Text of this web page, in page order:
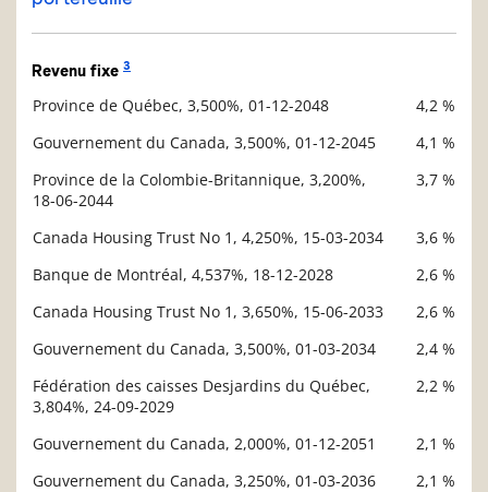
Revenu fixe 3
Province de Québec, 3,500%, 01-12-2048
4,2 %
Gouvernement du Canada, 3,500%, 01-12-2045
4,1 %
Province de la Colombie-Britannique, 3,200%,
18-06-2044
3,7 %
Canada Housing Trust No 1, 4,250%, 15-03-2034
3,6 %
Banque de Montréal, 4,537%, 18-12-2028
2,6 %
Canada Housing Trust No 1, 3,650%, 15-06-2033
2,6 %
Gouvernement du Canada, 3,500%, 01-03-2034
2,4 %
Fédération des caisses Desjardins du Québec,
3,804%, 24-09-2029
2,2 %
Gouvernement du Canada, 2,000%, 01-12-2051
2,1 %
Gouvernement du Canada, 3,250%, 01-03-2036
2,1 %